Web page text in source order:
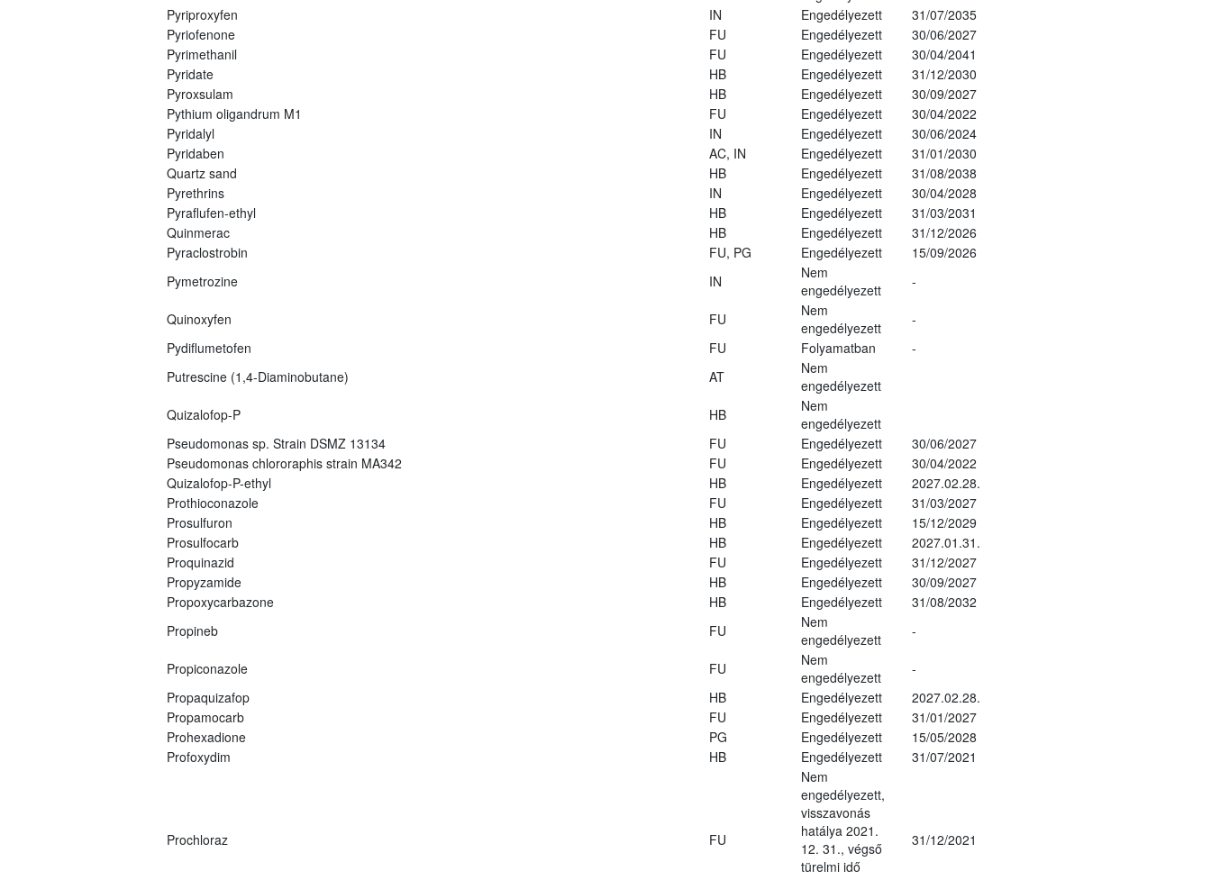
Pyriproxyfen
IN Engedélyezett
31/07/2035
Pyriofenone
FU Engedélyezett
30/06/2027
Pyrimethanil
FU Engedélyezett
30/04/2041
Pyridate
HB Engedélyezett
31/12/2030
Pyroxsulam
HB Engedélyezett
30/09/2027
Pythium oligandrum M1
FU Engedélyezett
30/04/2022
Pyridalyl
IN Engedélyezett
30/06/2024
Pyridaben
AC, IN Engedélyezett
31/01/2030
Quartz sand
HB Engedélyezett
31/08/2038
Pyrethrins
IN Engedélyezett
30/04/2028
Pyraflufen-ethyl
HB Engedélyezett
31/03/2031
Quinmerac
HB Engedélyezett
31/12/2026
Pyraclostrobin
FU, PG Engedélyezett
15/09/2026
Pymetrozine
IN
Nem
engedélyezett
-
Quinoxyfen FU
Nem
engedélyezett
-
Pydiflumetofen
FU Folyamatban
-
Putrescine (1,4-Diaminobutane)
AT
Nem
engedélyezett
Quizalofop-P
HB
Nem
engedélyezett
Pseudomonas sp. Strain DSMZ 13134
FU Engedélyezett
30/06/2027
Pseudomonas chlororaphis strain MA342
FU Engedélyezett
30/04/2022
Quizalofop-P-ethyl
HB Engedélyezett
2027.02.28.
Prothioconazole
FU Engedélyezett
31/03/2027
Prosulfuron
HB Engedélyezett
15/12/2029
Prosulfocarb
HB Engedélyezett
2027.01.31.
Proquinazid
FU Engedélyezett
31/12/2027
Propyzamide
HB Engedélyezett
30/09/2027
Propoxycarbazone
HB Engedélyezett
31/08/2032
Propineb
FU
Nem
engedélyezett
-
Propiconazole FU
Nem
engedélyezett
-
Propaquizafop
HB Engedélyezett
2027.02.28.
Propamocarb
FU Engedélyezett
31/01/2027
Prohexadione
PG Engedélyezett
15/05/2028
Profoxydim
HB Engedélyezett 31/07/2021
Prochloraz FU
Nem
engedélyezett,
visszavonás
hatálya 2021.
12. 31., végső
türelmi idő
31/12/2021